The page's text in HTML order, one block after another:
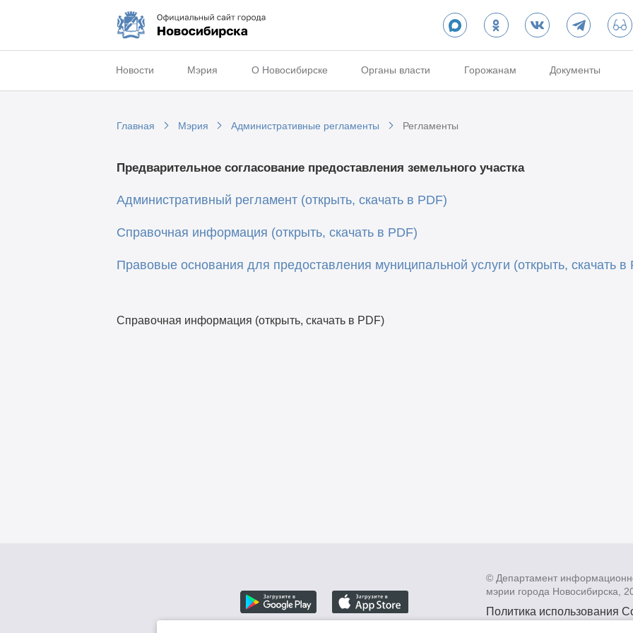
Новости Мэрия О Новосибирске Органы власти Горожанам Документы
Главная Мэрия Административные регламенты Регламенты
Предварительное согласование предоставления земельного участка
Административный регламент (открыть, скачать в PDF)
Справочная информация (открыть, скачать в PDF)
Правовые основания для предоставления муниципальной услуги (открыть, скачать в
Справочная информация (открыть, скачать в PDF)
© Департамент
мэрии города Новосибирска,
Политика использования